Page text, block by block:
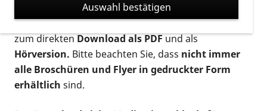
verschiedenen Formaten angeboten: zur
postalischen Bestellung als gedruckte Variante
zum direktenDownload als PDFund als
Hörversion. Bitte beachten Sie, dass nicht immer
alle Broschüren und Flyer in gedruckter Form
erhältlich sind.
Auswahl bestätigen